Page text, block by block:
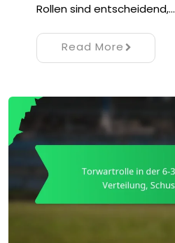
Rollen sind entscheidend,…
Read More